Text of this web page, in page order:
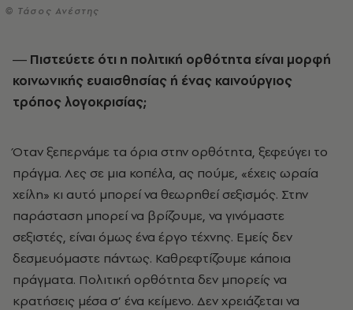
© Τάσος Ανέστης
― Πιστεύετε ότι η πολιτική ορθότητα είναι µορφή
κοινωνικής ευαισθησίας ή ένας καινούργιος
τρόπος λογοκρισίας;
Όταν ξεπερνάµε τα όρια στην ορθότητα, ξεφεύγει το
πράγµα. Λες σε µια κοπέλα, ας πούµε, «έχεις ωραία
χείλη» κι αυτό µπορεί να θεωρηθεί σεξισµός. Στην
παράσταση µπορεί να βρίζουµε, να γινόµαστε
σεξιστές, είναι όµως ένα έργο τέχνης. Εµείς δεν
δεσµευόµαστε πάντως. Καθρεφτίζουµε κάποια
πράγµατα. Πολιτική ορθότητα δεν µπορείς να
κρατήσεις µέσα σ’ ένα κείµενο. Δεν χρειάζεται να